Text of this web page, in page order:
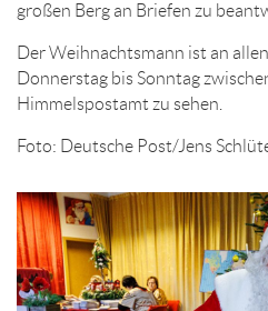
großen Berg an Briefen zu
Der Weihnachtsmann ist an
Donnerstag bis Sonntag
Himmelspostamt zu sehen.
Foto: Deutsche Post/Jens